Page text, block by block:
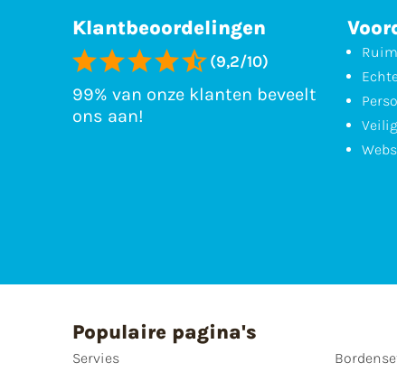
Klantbeoordelingen
(9,2/10)
99% van onze klanten beveelt
ons aan!
Populaire pagina's
Servies